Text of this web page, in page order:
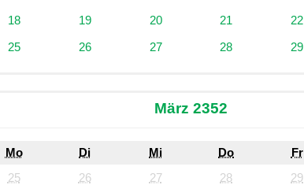
18 19 20 21 22
25 26 27 28 29
März 2352
Mo Di Mi Do Fr
25 26 27 28 29